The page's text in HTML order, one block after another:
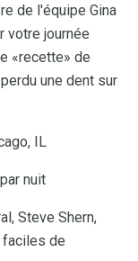
de l'équipe Gina
votre journée
«recette» de
une dent sur
IL
nuit
Steve Shern,
faciles de